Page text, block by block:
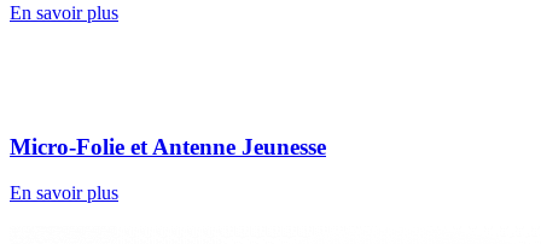
En savoir plus
Micro-Folie et Antenne Jeunesse
En savoir plus